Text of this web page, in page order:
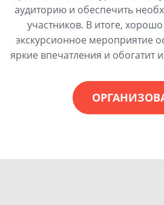
аудиторию и обеспечить
участников. В итоге,
экскурсионное мероприятие
яркие впечатления и обогатит